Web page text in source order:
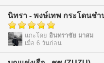
นิทรา - พงษ์เทพ กระโดนช
แกะโดย อินทราชัย มาสม
เมื่อ 6 วันก่อน